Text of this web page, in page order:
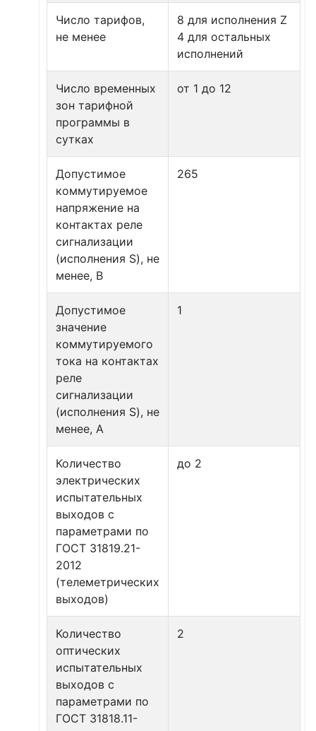
Число тарифов,
не менее
8 для исполнения Z
4 для остальных
исполнений
Число временных
зон тарифной
программы в
сутках
от 1 до 12
Допустимое
коммутируемое
напряжение на
контактах реле
сигнализации
(исполнения S), не
менее, В
265
Допустимое
значение
коммутируемого
тока на контактах
реле
сигнализации
(исполнения S), не
менее, А
1
Количество
электрических
испытательных
выходов с
параметрами по
ГОСТ 31819.21-
2012
(телеметрических
выходов)
до 2
Количество
оптических
испытательных
выходов с
параметрами по
ГОСТ 31818.11-
2